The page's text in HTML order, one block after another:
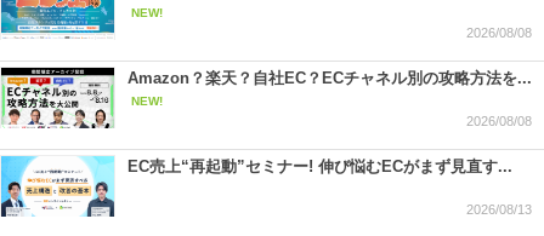
NEW!
2026/08/08
Amazon？楽天？自社EC？ECチャネル別の攻略方法を...
NEW!
2026/08/08
EC売上“再起動”セミナー! 伸び悩むECがまず見直す...
2026/08/13